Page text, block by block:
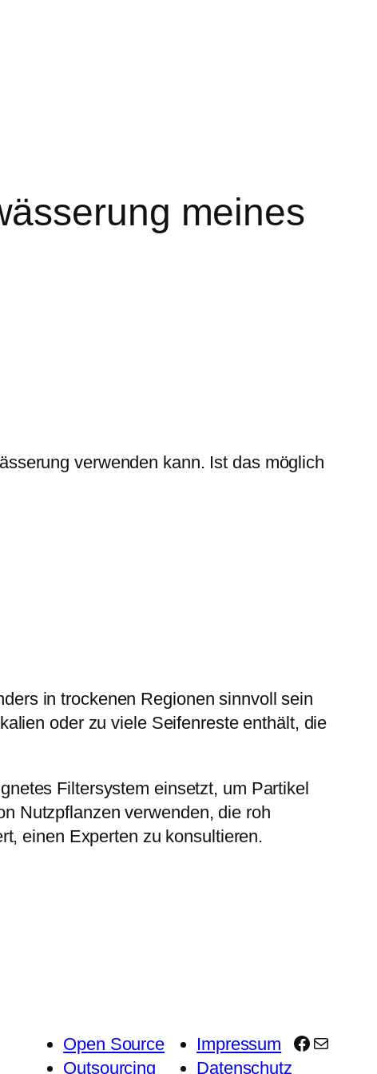
meines
verwenden kann. Ist das möglich
in trockenen Regionen sinnvoll sein
oder zu viele Seifenreste enthält, die
Filtersystem einsetzt, um Partikel
Nutzpflanzen verwenden, die roh
einen Experten zu konsultieren.
Open Source
Outsourcing
Impressum
Datenschutz
Facebook
E-Mail